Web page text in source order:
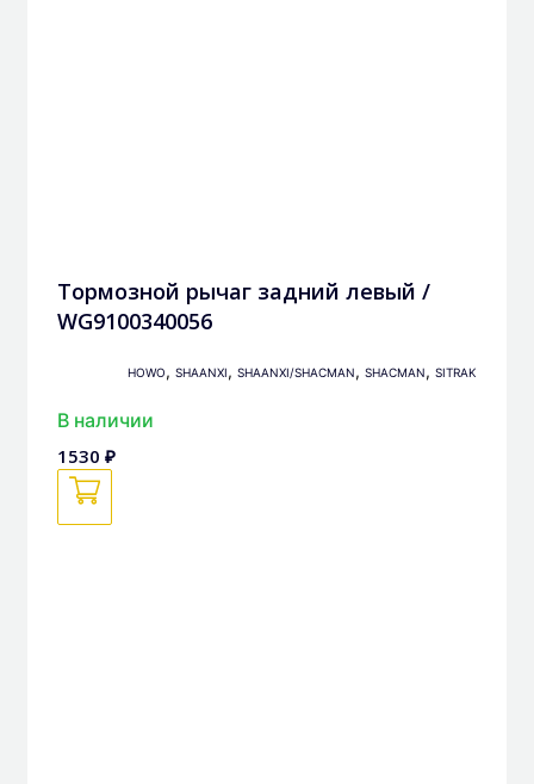
Тормозной рычаг задний левый /
WG9100340056
HOWO, SHAANXI, SHAANXI/SHACMAN, SHACMAN, SITRAK
В наличии
1530 ₽